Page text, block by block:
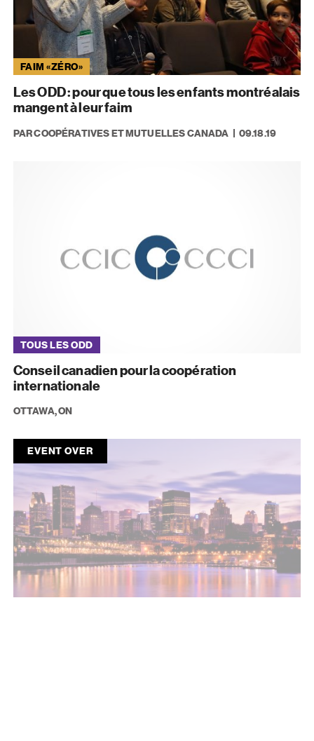
FAIM «ZÉRO»
Les ODD : pour que tous les enfants montréalais
mangent à leur faim
PAR COOPÉRATIVES ET MUTUELLES CANADA 09.18.19
TOUS LES ODD
Conseil canadien pour la coopération
internationale
OTTAWA, ON
EVENT OVER